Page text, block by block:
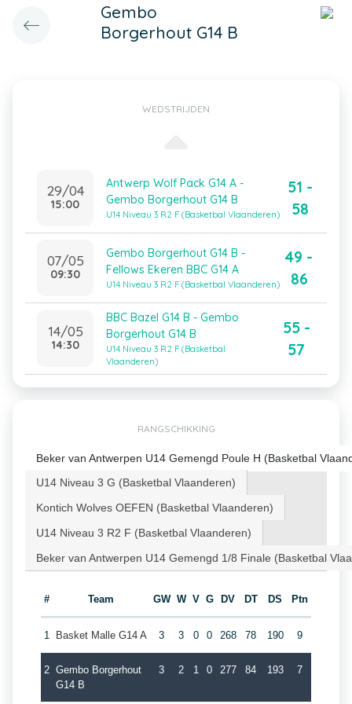
Gembo
Borgerhout G14 B
WEDSTRIJDEN
29/04
15:00
Antwerp Wolf Pack G14 A -
Gembo Borgerhout G14 B
U14 Niveau 3 R2 F (Basketbal Vlaanderen)
51 -
58
07/05
09:30
Gembo Borgerhout G14 B -
Fellows Ekeren BBC G14 A
U14 Niveau 3 R2 F (Basketbal Vlaanderen)
49 -
86
14/05
14:30
BBC Bazel G14 B - Gembo
Borgerhout G14 B
U14 Niveau 3 R2 F (Basketbal
Vlaanderen)
55 -
57
RANGSCHIKKING
Beker van Antwerpen U14 Gemengd Poule H (Basketbal
U14 Niveau 3 G (Basketbal Vlaanderen)
Kontich Wolves OEFEN (Basketbal Vlaanderen)
U14 Niveau 3 R2 F (Basketbal Vlaanderen)
Beker van Antwerpen U14 Gemengd 1/8 Finale (Basketbal
# Team GW W V G DV DT DS Ptn
1 Basket Malle G14 A 3 3 0 0 268 78 190 9
2 Gembo Borgerhout
G14 B
3 2 1 0 277 84 193 7